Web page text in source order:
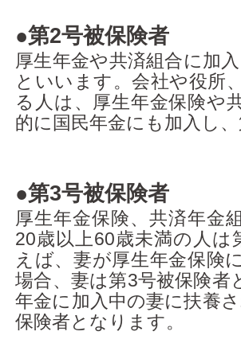
●第2号被保険者
厚生年金や共済組合に加
といいます。会社や役所
る人は、厚生年金保険や
的に国民年金にも加入し
●第3号被保険者
厚生年金保険、共済年金
20歳以上60歳未満の人
えば、妻が厚生年金保険
場合、妻は第3号被保険
年金に加入中の妻に扶養
保険者となります。